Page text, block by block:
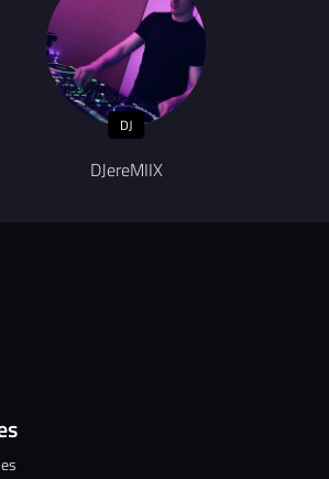
DJ
DJereMIIX